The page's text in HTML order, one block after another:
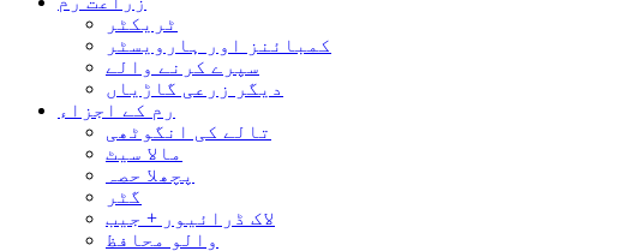
ٹریکٹر
کمبائنز اور ہارویسٹر
سپرے کرنے والے
دیگر زرعی گاڑیاں
رم کے اجزاء
تالے کی انگوٹھی
مالا سیٹ
پچھلا حصہ
گٹر
لاک ڈرائیور + جیب
والو محافظ